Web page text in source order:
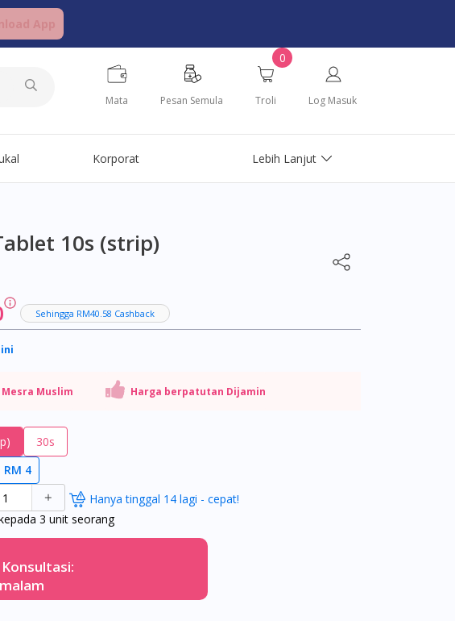
App
Mata Pesan Semula
0
Troli Log Masuk
Korporat Lebih Lanjut
10s (strip)
Sehingga RM40.58 Cashback
Mesra Muslim Harga berpatutan Dijamin
30s
RM 4
Hanya tinggal 14 lagi - cepat!
3 unit seorang